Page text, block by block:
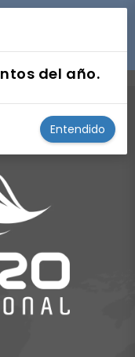
del año.
Entendido